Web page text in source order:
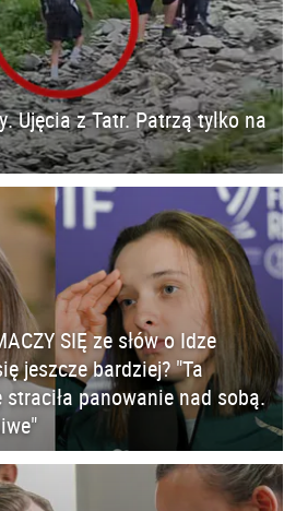
Ujęcia z Tatr. Patrzą tylko na
SIĘ ze słów o Idze
jeszcze bardziej? "Ta
panowanie nad sobą.